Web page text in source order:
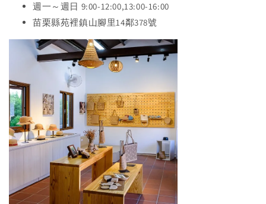
週一～週日 9:00-12:00,13:00-16:00
苗栗縣苑裡鎮山腳里14鄰378號